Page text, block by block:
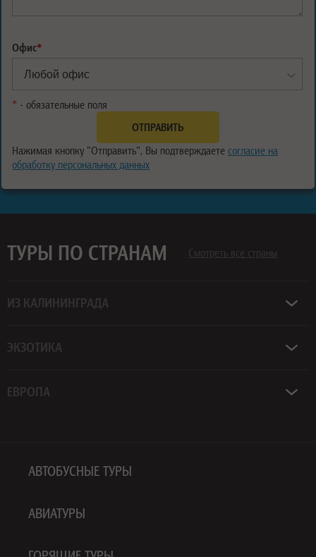
Офис*
* - обязательные поля
Нажимая кнопку "Отправить", Вы подтверждаете согласие на
обработку персональных данных
ТУРЫ ПО СТРАНАМ Смотреть все страны
ИЗ КАЛИНИНГРАДА
ЭКЗОТИКА
ЕВРОПА
АВТОБУСНЫЕ ТУРЫ
АВИАТУРЫ